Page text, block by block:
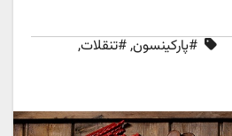
#پارکینسون,#تنقلات,